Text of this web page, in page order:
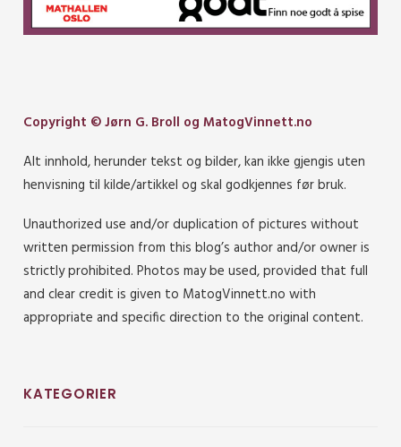
Copyright © Jørn G. Broll og MatogVinnett.no
Alt innhold, herunder tekst og bilder, kan ikke gjengis uten
henvisning til kilde/artikkel og skal godkjennes før bruk.
Unauthorized use and/or duplication of pictures without
written permission from this blog’s author and/or owner is
strictly prohibited. Photos may be used, provided that full
and clear credit is given to MatogVinnett.no with
appropriate and specific direction to the original content.
KATEGORIER